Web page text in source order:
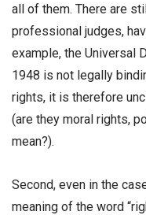
all of them. There are
professional judges,
example, the Universal
1948 is not legally
rights, it is therefore
(are they moral rights,
mean?).
Second, even in the
meaning of the word